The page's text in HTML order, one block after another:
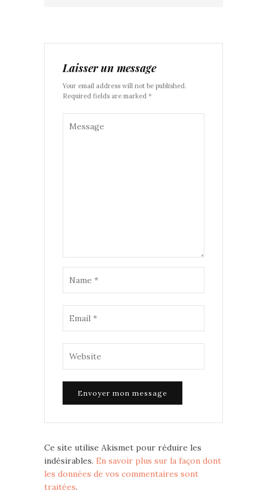
Laisser un message
Your email address will not be published.
Required fields are marked *
Ce site utilise Akismet pour réduire les
indésirables. En savoir plus sur la façon dont
les données de vos commentaires sont
traitées.